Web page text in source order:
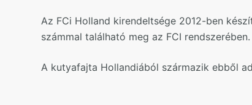
Az FCi Holland kirendeltsége 2012-ben
számmal található meg az FCI rendszerében.
A kutyafajta Hollandiából származik ebből